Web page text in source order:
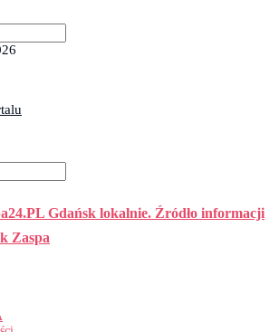
Gdańsk lokalnie. Źródło informacji
Zaspa